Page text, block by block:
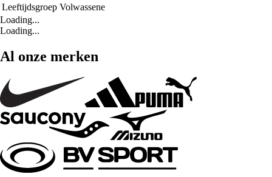
Leeftijdsgroep Volwassene
Loading...
Loading...
Al onze merken